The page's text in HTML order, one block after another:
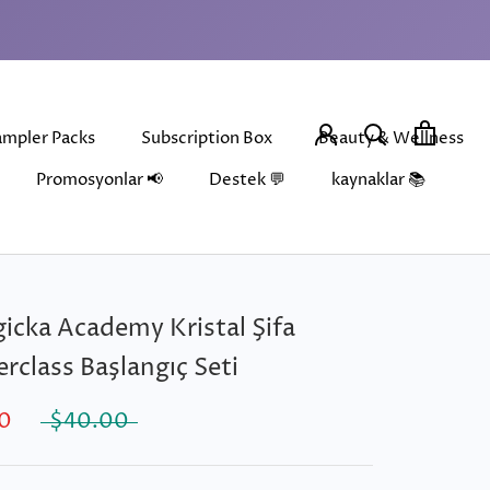
Packs Subscription Box Beauty & Wellness
Promosyonlar 📢 Destek 💬
kaynaklar 📚
Academy Kristal Şifa
Başlangıç ​​Seti
$40.00